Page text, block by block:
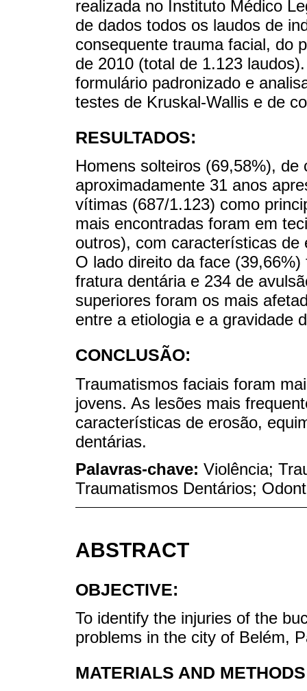
realizada no Instituto Médico
de dados todos os laudos de
consequente trauma facial, do
de 2010 (total de 1.123
formulário padronizado e
testes de Kruskal-Wallis e de
RESULTADOS:
Homens solteiros (69,58%),
aproximadamente 31 anos
vítimas (687/1.123) como
mais encontradas foram em
outros), com características
O lado direito da face
fratura dentária e 234 de
superiores foram os mais
entre a etiologia e a gravidade
CONCLUSÃO:
Traumatismos faciais foram
jovens. As lesões mais
características de erosão,
dentárias.
Palavras-chave: Violência;
Traumatismos Dentários;
ABSTRACT
OBJECTIVE:
To identify the injuries of the
problems in the city of Belém,
MATERIALS AND